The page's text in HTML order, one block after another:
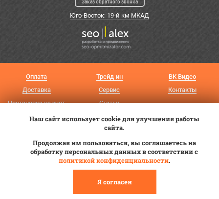
Заказ обратного звонка
Юго-Восток: 19-й км МКАД
Оплата
Доставка
Постановка на учет
Трейд-ин
Сервис
Статьи
ВК Видео
Контакты
© 2012—2026 «Купи прицеп»™ (ООО «Авангард», ИНН 9723035587)
Наш сайт использует cookie для улучшения работы
сайта.
Продолжая им пользоваться, вы соглашаетесь на
обработку персональных данных в соответствии с
политикой конфиденциальности.
Я согласен